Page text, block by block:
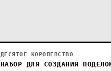
ДЕСЯТОЕ КОРОЛЕВСТВО
НАБОР ДЛЯ СОЗДАНИЯ